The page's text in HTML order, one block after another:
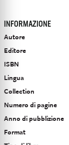
INFORMAZIONE
Autore
Editore
ISBN
Lingua
Collection
Numero di pagine
Anno di pubblizione
Format